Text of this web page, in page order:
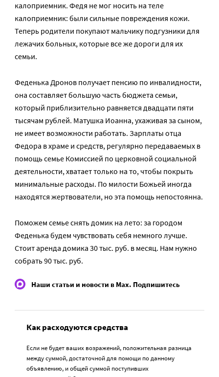
калоприемник. Федя не мог носить на теле
калоприемник: были сильные повреждения кожи.
Теперь родители покупают мальчику подгузники для
лежачих больных, которые все же дороги для их
семьи.
Феденька Дронов получает пенсию по инвалидности,
она составляет большую часть бюджета семьи,
который приблизительно равняется двадцати пяти
тысячам рублей. Матушка Иоанна, ухаживая за сыном,
не имеет возможности работать. Зарплаты отца
Федора в храме и средств, регулярно передаваемых в
помощь семье Комиссией по церковной социальной
деятельности, хватает только на то, чтобы покрыть
минимальные расходы. По милости Божьей иногда
находятся жертвователи, но эта помощь непостоянна.
Поможем семье снять домик на лето: за городом
Феденька будем чувствовать себя немного лучше.
Стоит аренда домика 30 тыс. руб. в месяц. Нам нужно
собрать 90 тыс. руб.
Наши статьи и новости в Max. Подпишитесь
Как расходуются средства
Если не будет ваших возражений, положительная разница
между суммой, достаточной для помощи по данному
объявлению, и общей суммой поступивших